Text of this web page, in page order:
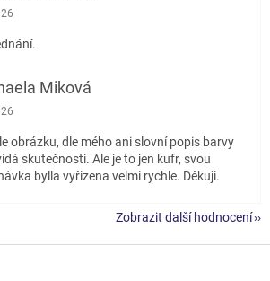
obchodu je 5 z 5 hvězdiček.
Miková
obchodu je 5 z 5 hvězdiček.
obrázku, dle mého ani slovní popis barvy
skutečnosti. Ale je to jen kufr, svou
bylla vyřizena velmi rychle. Děkuji.
Zobrazit další hodnocení